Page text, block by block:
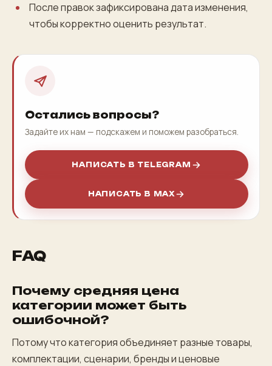
После правок зафиксирована дата изменения,
чтобы корректно оценить результат.
Остались вопросы?
Задайте их нам — подскажем и поможем разобраться.
НАПИСАТЬ В TELEGRAM
НАПИСАТЬ В MAX
FAQ
Почему средняя цена
категории может быть
ошибочной?
Потому что категория объединяет разные товары,
комплектации, сценарии, бренды и ценовые